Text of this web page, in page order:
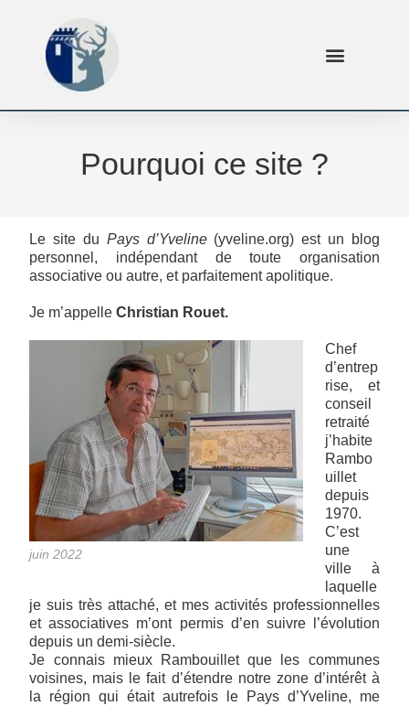
Pourquoi ce site ?
Le site du Pays d’Yveline(yveline.org) est un blog
personnel, indépendant de toute organisation
associative ou autre, et parfaitement apolitique.
Je m’appelle Christian Rouet.
juin 2022
Chef
d’entrep
rise, et
conseil
retraité
j’habite
Rambo
uillet
depuis
1970.
C’est
une
ville à
laquelle
je suis très attaché, et mes activités professionnelles
et associatives m’ont permis d’en suivre l’évolution
depuis un demi-siècle.
Je connais mieux Rambouillet que les communes
voisines, mais le fait d’étendre notre zone d’intérêt à
la région qui était autrefois le Pays d’Yveline, me